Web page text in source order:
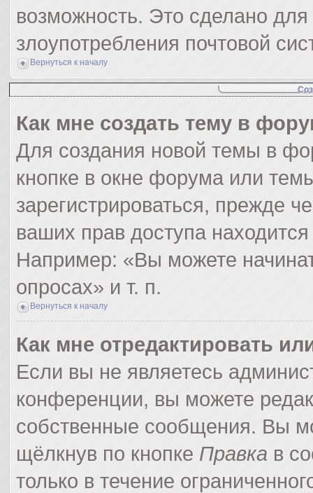
возможность. Это сделано для
злоупотребления почтовой
Вернуться к началу
Как мне создать тему в
Для создания новой темы в
кнопке в окне форума или
зарегистрироваться, прежде
ваших прав доступа
Например: «Вы можете
опросах» и т. п.
Вернуться к началу
Как мне отредактировать
Если вы не являетесь
конференции, вы можете
собственные сообщения. Вы
щёлкнув по кнопке Правка в
только в течение